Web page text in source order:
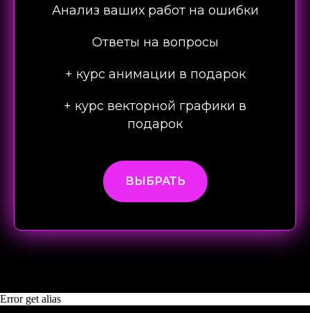
Анализ ваших работ на ошибки
Ответы на вопросы
+ курс анимации в подарок
+ курс векторной графики в
подарок
ВЫБРАТЬ
Error get alias